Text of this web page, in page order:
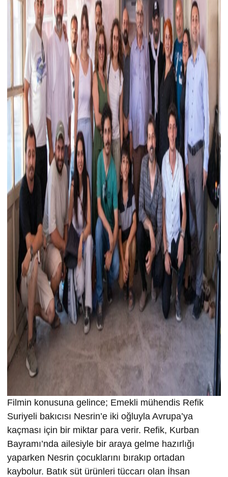
Filmin konusuna gelince; Emekli mühendis Refik
Suriyeli bakıcısı Nesrin’e iki oğluyla Avrupa’ya
kaçması için bir miktar para verir. Refik, Kurban
Bayramı’nda ailesiyle bir araya gelme hazırlığı
yaparken Nesrin çocuklarını bırakıp ortadan
kaybolur. Batık süt ürünleri tüccarı olan İhsan